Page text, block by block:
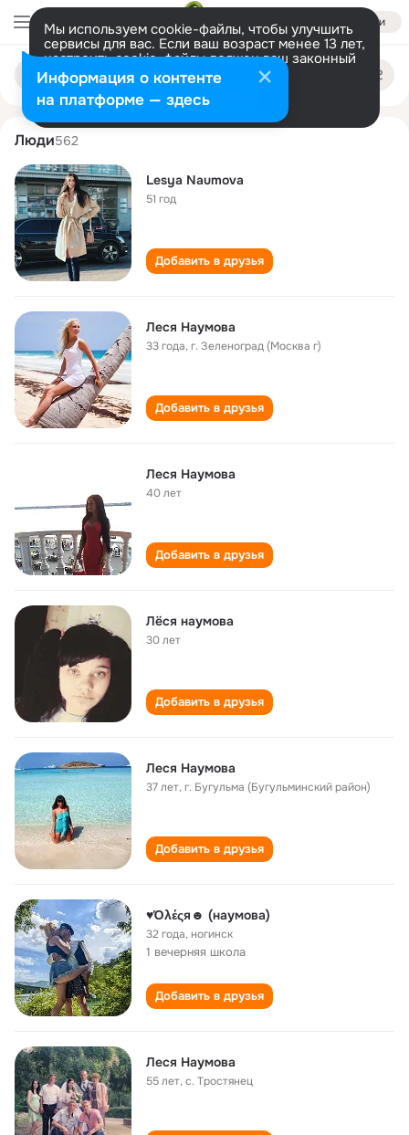
Войти
Мы используем cookie-файлы, чтобы улучшить
сервисы для вас. Если ваш возраст менее 13 лет,
настроить cookie-файлы должен ваш законный
представитель. Больше информации
Разрешить все Настроить
Поиск
людям
lesya naumova
Люди562
Lesya Naumova
51 год
Добавить в друзья
Леся Наумова
33 года,г. Зеленоград (Москва г)
Добавить в друзья
Леся Наумова
40 лет
Добавить в друзья
Лёся наумова
30 лет
Добавить в друзья
Леся Наумова
37 лет,г. Бугульма (Бугульминский район)
Добавить в друзья
♥Όλέςя☻ (наумова)
32 года,ногинск
1 вечерняя школа
Добавить в друзья
Леся Наумова
55 лет,с. Тростянец
Информация о контенте
на платформе — здесь